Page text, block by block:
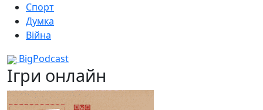
Спорт
Думка
Війна
BigPodcast
Ігри онлайн